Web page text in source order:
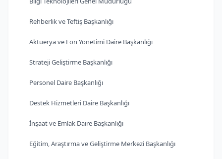
Rehberlik ve Teftiş Başkanlığı
Aktüerya ve Fon Yönetimi Daire Başkanlığı
Strateji Geliştirme Başkanlığı
Personel Daire Başkanlığı
Destek Hizmetleri Daire Başkanlığı
İnşaat ve Emlak Daire Başkanlığı
Eğitim, Araştırma ve Geliştirme Merkezi Başkanlığı